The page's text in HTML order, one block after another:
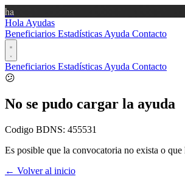
ha
Hola Ayudas
Beneficiarios Estadísticas Ayuda Contacto
Beneficiarios Estadísticas Ayuda Contacto
😕
No se pudo cargar la ayuda
Codigo BDNS: 455531
Es posible que la convocatoria no exista o
← Volver al inicio